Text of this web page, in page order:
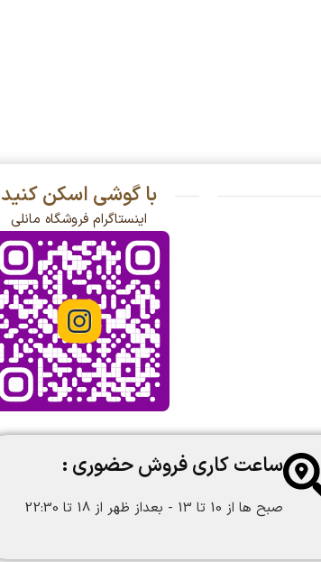
با گوشی اسکن کنید
اینستاگرام فروشگاه مانلی
ساعت کاری فروش حضوری :
صبح ها از 10 تا 13 - بعداز ظهر از 18 تا 22:30